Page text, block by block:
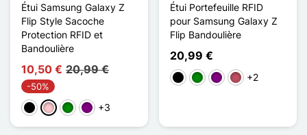
Étui Samsung Galaxy Z
Flip Style Sacoche
Protection RFID et
Bandoulière
10,50 € 20,99 €
-50%
Schwarz
PinkGrünViolett
+3
Étui Portefeuille RFID
pour Samsung Galaxy Z
Flip Bandoulière
20,99 €
Schwarz
GrünViolettDunkelrosa
+2